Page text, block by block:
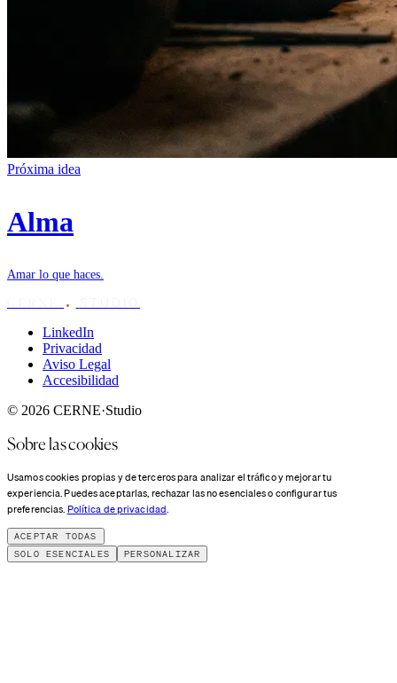
Próxima idea
Alma
Amar lo que haces.
LinkedIn
Privacidad
Aviso Legal
Accesibilidad
© 2026 CERNE·Studio
Sobre las cookies
Usamos cookies propias y de terceros para analizar el tráfico y mejorar tu
experiencia. Puedes aceptarlas, rechazar las no esenciales o configurar tus
preferencias.Política de privacidad.
ACEPTAR TODAS
SOLO ESENCIALES
PERSONALIZAR